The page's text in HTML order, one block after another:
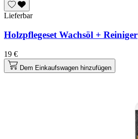
Lieferbar
Holzpflegeset Wachsöl + Reiniger
19 €
Dem Einkaufswagen hinzufügen